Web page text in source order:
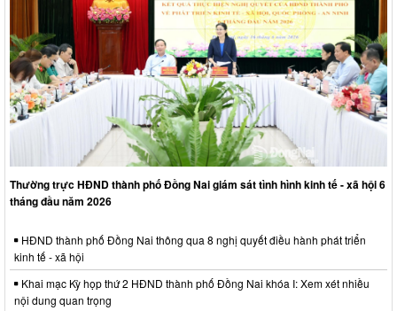
Thường trực HĐND thành phố Đồng Nai giám sát tình hình kinh tế - xã hội 6
tháng đầu năm 2026
HĐND thành phố Đồng Nai thông qua 8 nghị quyết điều hành phát triển
kinh tế - xã hội
Khai mạc Kỳ họp thứ 2 HĐND thành phố Đồng Nai khóa I: Xem xét nhiều
nội dung quan trọng